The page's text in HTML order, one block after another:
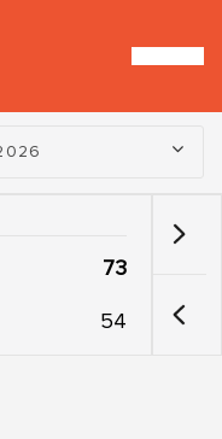
73
54